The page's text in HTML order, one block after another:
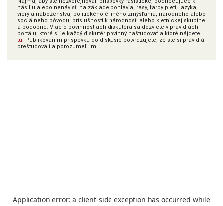
násiliu alebo nenávisti na základe pohlavia, rasy, farby pleti, jazyka,
viery a náboženstva, politického či iného zmýšľania, národného alebo
sociálneho pôvodu, príslušnosti k národnosti alebo k etnickej skupine
a podobne. Viac o povinnostiach diskutéra sa dozviete v pravidlách
portálu, ktoré si je každý diskutér povinný naštudovať a ktoré nájdete
tu. Publikovaním príspevku do diskusie potvrdzujete, že ste si pravidlá
preštudovali a porozumeli im.